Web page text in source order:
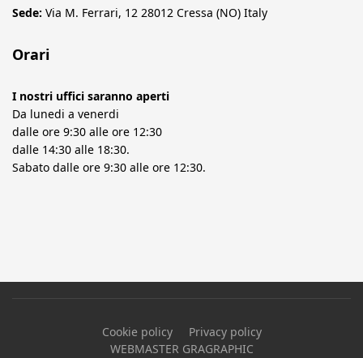
Sede: Via M. Ferrari, 12 28012 Cressa (NO) Italy
Orari
I nostri uffici saranno aperti
Da lunedi a venerdi
dalle ore 9:30 alle ore 12:30
dalle 14:30 alle 18:30.
Sabato dalle ore 9:30 alle ore 12:30.
Cookie policy
Privacy policy
WEBMASTER GRAGRAPHIC